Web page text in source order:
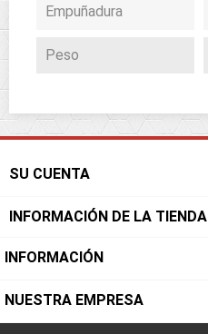
Empuñadura
Peso
SU CUENTA
INFORMACIÓN DE LA TIENDA
INFORMACIÓN
NUESTRA EMPRESA